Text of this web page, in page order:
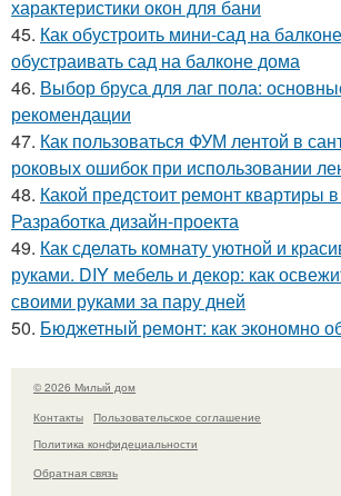
характеристики окон для бани
45. Как обустроить мини-сад на
обустраивать сад на балконе дома
46. Выбор бруса для лаг пола:
рекомендации
47. Как пользоваться ФУМ лентой в
роковых ошибок при использовании
48. Какой предстоит ремонт квартиры
Разработка дизайн-проекта
49. Как сделать комнату уютной и
руками. DIY мебель и декор: как
своими руками за пару дней
50. Бюджетный ремонт: как экономно
© 2026 Милый дом
Контакты
Пользовательское соглашение
Политика конфидециальности
Обратная связь